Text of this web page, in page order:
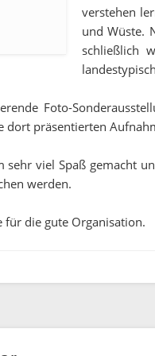
verstehen
und Wüste.
schließlich
Foto-
dort präsentierten
viel Spaß gemacht
werden.
für die gute Organisation.